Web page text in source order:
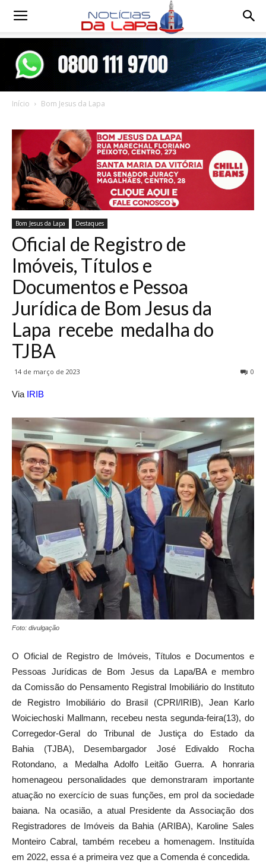
Notícias
Início Bom Jesus da Lapa
Bom Jesus da Lapa Destaques
Oficial de Registro de
Imóveis, Títulos e
Documentos e Pessoa
Jurídica de Bom Jesus da
Lapa recebe medalha do
TJBA
14 de março de 2023 0
Via IRIB
Foto: divulgação
O Oficial de Registro de Imóveis, Títulos e Documentos e
Pessoas Jurídicas de Bom Jesus da Lapa/BA e membro
da Comissão do Pensamento Registral Imobiliário do Instituto
de Registro Imobiliário do Brasil (CPRI/IRIB), Jean Karlo
Woiciechoski Mallmann, recebeu nesta segunda-feira(13), do
Corregedor-Geral do Tribunal de Justiça do Estado da
Bahia (TJBA), Desembargador José Edivaldo Rocha
Rotondano, a Medalha Adolfo Leitão Guerra. A honraria
homenageou personalidades que demonstraram importante
atuação no exercício de suas funções, em prol da sociedade
baiana. Na ocasião, a atual Presidente da Associação dos
Registradores de Imóveis da Bahia (ARIBA), Karoline Sales
Monteiro Cabral, também recebeu a homenagem. Instituída
em 2022, essa é a primeira vez que a Comenda é concedida.